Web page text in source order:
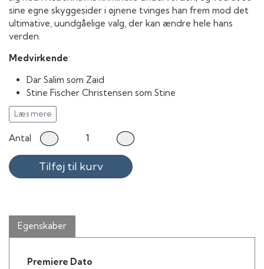
sine egne skyggesider i øjnene tvinges han frem mod det
ultimative, uundgåelige valg, der kan ændre hele hans
verden.
Medvirkende:
Dar Salim som Zaid
Stine Fischer Christensen som Stine
Ali Sivandi som Semion
Dulfi Al-Jabouri som Alex
Jacob Lohmann som Torben
Roland Møller som Claus
B. Branco som Branco
Anis Al Oubaidi som Yasin
Marianne Mortensen som Helle
Joen Højerslev som Anton
Dya Josefine Hauch som Gudrun
Læs mere
Antal
Tilføj til kurv
Egenskaber
Premiere Dato